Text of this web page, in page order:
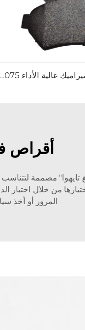
مجموعة لواحق الفرامل السيراميك عالية الأداء D1075 لسيارات PONTIAC
أقراص
مصممة لتتناسب
المرور أو أخذ